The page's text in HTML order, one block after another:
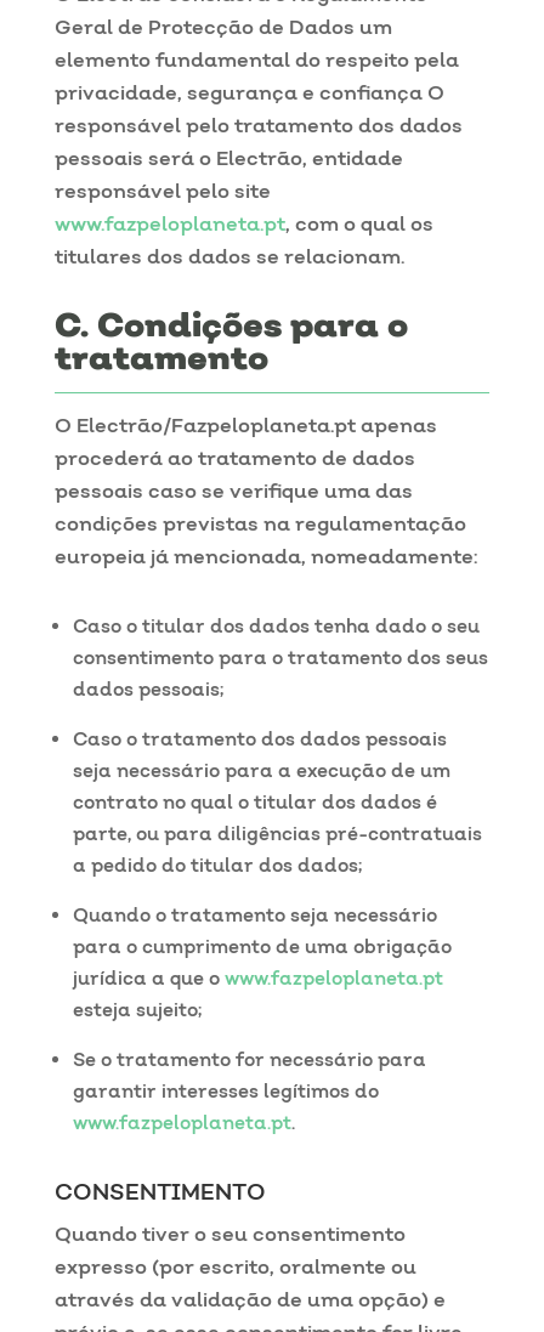
Geral de Protecção de Dados um
elemento fundamental do respeito pela
privacidade, segurança e confiança O
responsável pelo tratamento dos dados
pessoais será o Electrão, entidade
responsável pelo site
www.fazpeloplaneta.pt, com o qual os
titulares dos dados se relacionam.
Condições para o
tratamento
O Electrão/Fazpeloplaneta.pt apenas
procederá ao tratamento de dados
pessoais caso se verifique uma das
condições previstas na regulamentação
europeia já mencionada, nomeadamente:
Caso o titular dos dados tenha dado o seu
consentimento para o tratamento dos seus
dados pessoais;
Caso o tratamento dos dados pessoais
seja necessário para a execução de um
contrato no qual o titular dos dados é
parte, ou para diligências pré-contratuais
a pedido do titular dos dados;
Quando o tratamento seja necessário
para o cumprimento de uma obrigação
jurídica a que owww.fazpeloplaneta.pt
esteja sujeito;
Se o tratamento for necessário para
garantir interesses legítimos do
www.fazpeloplaneta.pt.
CONSENTIMENTO
Quando tiver o seu consentimento
expresso (por escrito, oralmente ou
através da validação de uma opção) e